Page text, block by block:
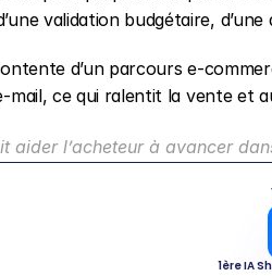
validation budgétaire,
d’un parcours e-
mail, ce qui ralentit la vente et
aider l’acheteur à avancer
1ère IA